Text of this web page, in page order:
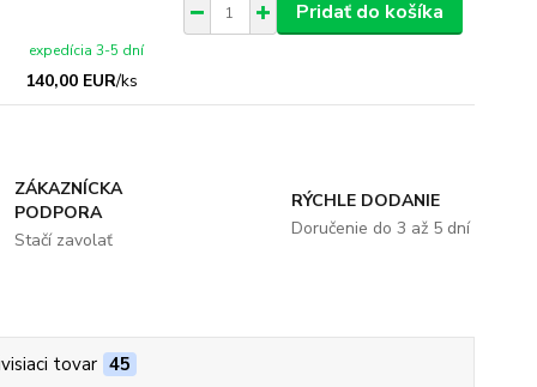
140,00 EUR/ks
expedícia 3-5 dní
Pridať do košíka
ZÁKAZNÍCKA
PODPORA
Stačí zavolať
RÝCHLE DODANIE
Doručenie do 3 až 5 dní
tovar 45